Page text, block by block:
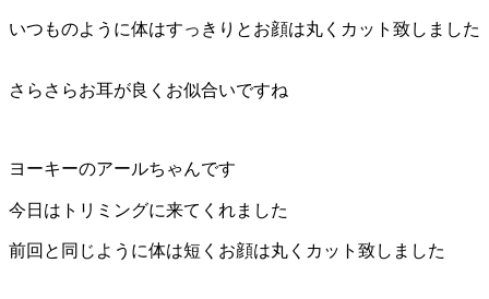
いつものように体はすっきりとお顔は丸くカット致しました
さらさらお耳が良くお似合いですね
ヨーキーのアールちゃんです
今日はトリミングに来てくれました
前回と同じように体は短くお顔は丸くカット致しました